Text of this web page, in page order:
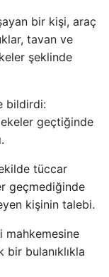
bir kişi, araç
tavan ve
şeklinde
bildirdi:
geçtiğinde
tüccar
geçmediğinde
kişinin talebi.
mahkemesine
bir bulanıklıkla